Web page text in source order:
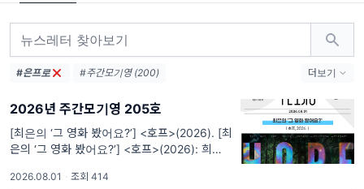
#은프로
#주간모기영 (200)
#기독교영화제 (154)
#영화모임 (145)
#영화 (133)
#모기수다 (106)
#영화평론 (44)
#2023년 (38)
#모기영 (35)
#최은 (34)
#원중캉 (27)
더보기
2026년 주간모기영 205호
[최은의 ‘그 영화 봤어요?’] <호프>(2026). [최
은의 ‘그 영화 봤어요?’] <호프>(2026): 희망
자 각종 SNS와 온라인 페이지들을 뒤덮었던
2026.08.01 · 조회 414